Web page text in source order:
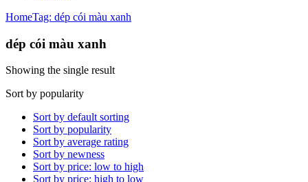
HomeTag: dép cói màu xanh
dép cói màu xanh
Showing the single result
Sort by popularity
Sort by default sorting
Sort by popularity
Sort by average rating
Sort by newness
Sort by price: low to high
Sort by price: high to low